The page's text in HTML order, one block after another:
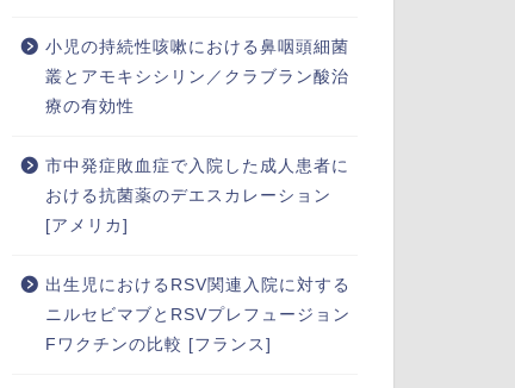
小児の持続性咳嗽における鼻咽頭細菌
叢とアモキシシリン／クラブラン酸治
療の有効性
市中発症敗血症で入院した成人患者に
おける抗菌薬のデエスカレーション
[アメリカ]
出生児におけるRSV関連入院に対する
ニルセビマブとRSVプレフュージョン
Fワクチンの比較 [フランス]